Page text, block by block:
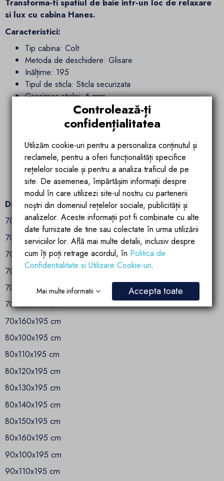
Transforma-ti spatiul de baie intr-un loc de relaxare
si lux cu cabina Hanes.
Caracteristici:
Tip cabina: Colt
Metoda de deschidere: Glisare
Inălțime: 195
Tipul de sticla: Sticla securizata
Grosimea sticlei: 6 mm
Culoarea sticlei: Transparent
Profil material: Aluminiu
Materialul mânerului:aluminiu
Set de garnituri incluse:Da
Poate fi instalat fara o tava de dus:Da
Ajustare pe profile: 2.5 cm
Dimensiuni profil: 1908x25 mm
Dimensiuni:
70x100x195 cm
70x110x195 cm
70x120x195 cm
70x130x195 cm
70x140x195 cm
70x150x195 cm
70x160x195 cm
80x100x195 cm
80x110x195 cm
80x120x195 cm
80x130x195 cm
80x140x195 cm
80x150x195 cm
80x160x195 cm
90x100x195 cm
90x110x195 cm
Controlează-ți
confidențialitatea
Utilizăm cookie-uri pentru a personaliza conținutul și
reclamele, pentru a oferi funcționalități specifice
rețelelor sociale și pentru a analiza traficul de pe
site. De asemenea, împărtășim informații despre
modul în care utilizezi site-ul nostru cu partenerii
noștri din domeniul rețelelor sociale, publicității și
analizelor. Aceste informații pot fi combinate cu alte
date furnizate de tine sau colectate în urma utilizării
serviciilor lor. Află mai multe detalii, inclusiv despre
cum îți poți retrage acordul, în Politica de
Confidentialitate si Utilizare Cookie-uri.
Mai multe informatii Accepta toate